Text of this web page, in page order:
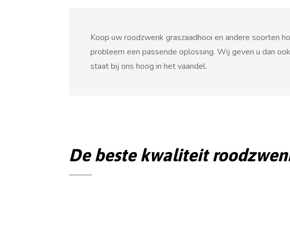
Koop uw roodzwenk graszaadhooi en andere soorten
probleem een passende oplossing. Wij geven u dan
staat bij ons hoog in het vaandel.
De beste kwaliteit